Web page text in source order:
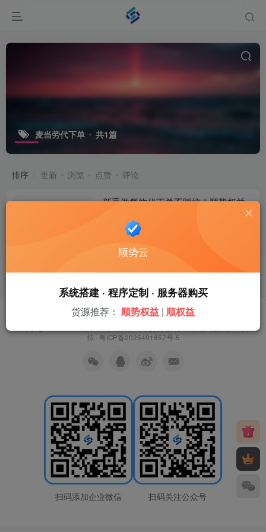
麦当劳代下单 共1篇
排序 更新 浏览 点赞 评论
新手做餐饮代下单不踩坑！顺势权益
权益资讯
2个月前
友链申请 免责声明 广告合作 关于我们
持 · 粤ICP备2025491857号-5
扫码添加企业微信 扫码关注公众号
顺势云
系统搭建 · 程序定制 · 服务器购买
货源推荐： 顺势权益 | 顺权益